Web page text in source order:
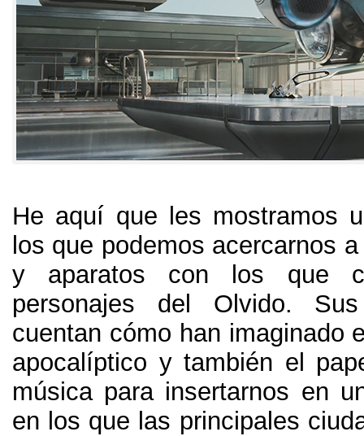
He aquí que les mostramos
los que podemos acercarnos
y aparatos con los que
personajes del Olvido.
cuentan cómo han imaginado
apocalíptico y también el
música para insertarnos en
en los que las principales